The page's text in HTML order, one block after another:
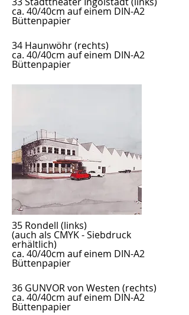
ca. 40/40cm auf einem DIN-A2
Büttenpapier
34 Haunwöhr (rechts)
ca. 40/40cm auf einem DIN-A2
Büttenpapier
35 Rondell (links)
(auch als CMYK - Siebdruck
erhältlich)
ca. 40/40cm auf einem DIN-A2
Büttenpapier
36 GUNVOR von Westen (rechts)
ca. 40/40cm auf einem DIN-A2
Büttenpapier